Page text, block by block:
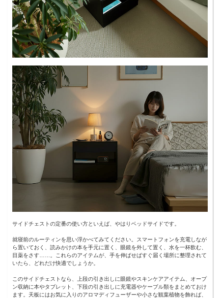
サイドチェストの定番の使い方といえば、やはりベッドサイドです。
就寝前のルーティンを思い浮かべてみてください。スマートフォンを充電しなが
ら置いておく、読みかけの本を手元に置く、眼鏡を外して置く、水を一杯飲む、
目薬をさす……。これらのアイテムが、手を伸ばせばすぐ届く場所に整理されて
いたら、どれだけ快適でしょうか。
このサイドチェストなら、上段の引き出しに眼鏡やスキンケアアイテム、オープ
ン収納に本やタブレット、下段の引き出しに充電器やケーブル類をまとめておけ
ます。天板にはお気に入りのアロマディフューザーや小さな観葉植物を飾れば、